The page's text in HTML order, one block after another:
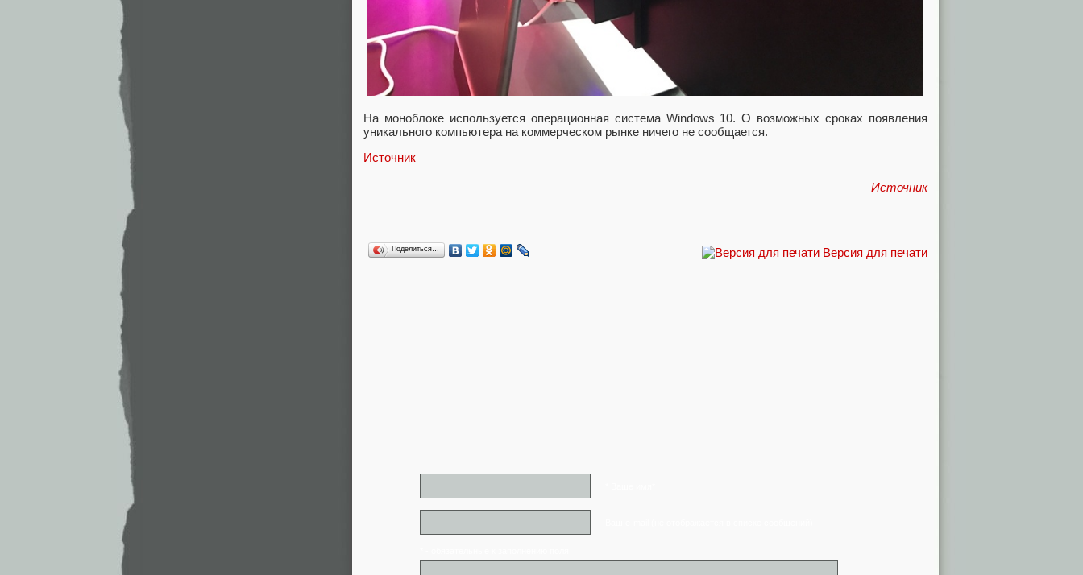
На моноблоке используется операционная система Windows 10. О возможных сроках появления
уникального компьютера на коммерческом рынке ничего не сообщается.
Источник
Источник
Версия для печати
Поделиться…